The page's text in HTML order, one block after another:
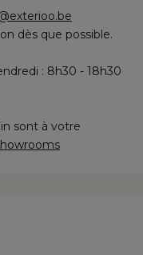
dès que possible.
: 8h30 - 18h30
sont à votre